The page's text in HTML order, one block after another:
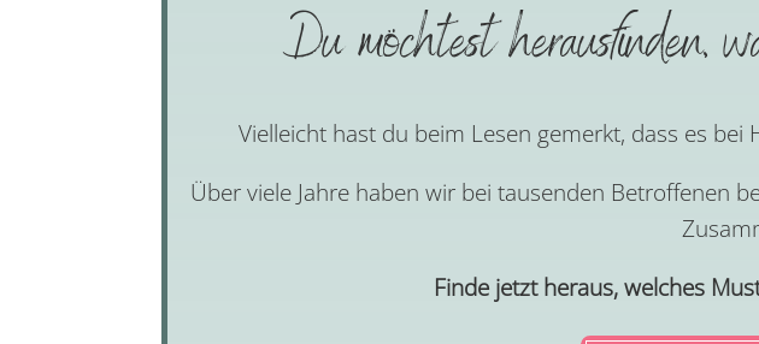
Du möchtest herausfinden,
Vielleicht hast du beim Lesen gemerkt, dass es
Über viele Jahre haben wir bei tausenden Betroffenen
Finde jetzt heraus, welches